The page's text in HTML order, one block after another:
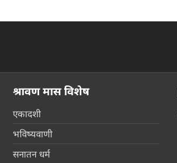
श्रावण मास विशेष
एकादशी
भविष्यवाणी
सनातन धर्म